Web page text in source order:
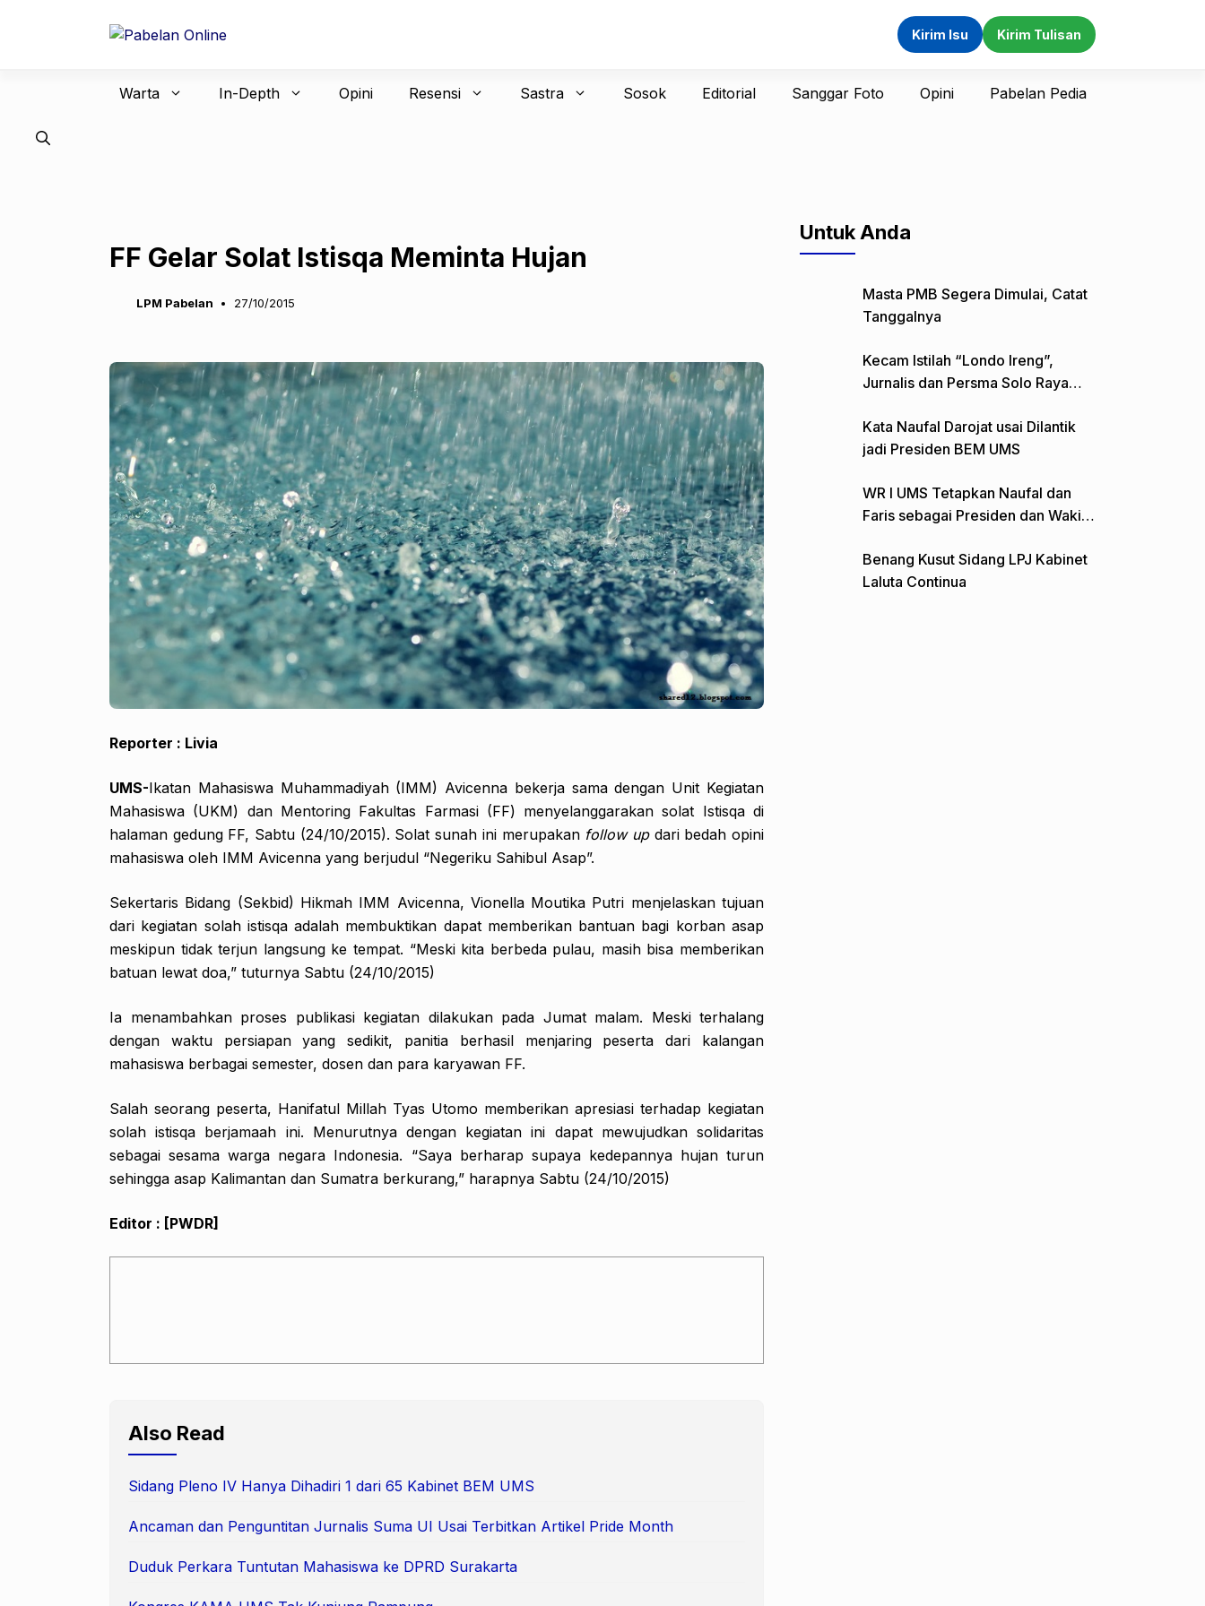
Kirim Isu Kirim Tulisan
Warta In-Depth Opini Resensi Sastra Sosok Editorial Sanggar Foto Opini Pabelan Pedia
FF Gelar Solat Istisqa Meminta Hujan
LPM Pabelan 27/10/2015
Reporter : Livia
UMS-Ikatan Mahasiswa Muhammadiyah (IMM) Avicenna bekerja sama dengan Unit Kegiatan
Mahasiswa (UKM) dan Mentoring Fakultas Farmasi (FF) menyelanggarakan solat Istisqa di
halaman gedung FF, Sabtu (24/10/2015). Solat sunah ini merupakan follow updari bedah opini
mahasiswa oleh IMM Avicenna yang berjudul “Negeriku Sahibul Asap”.
Sekertaris Bidang (Sekbid) Hikmah IMM Avicenna, Vionella Moutika Putri menjelaskan tujuan
dari kegiatan solah istisqa adalah membuktikan dapat memberikan bantuan bagi korban asap
meskipun tidak terjun langsung ke tempat. “Meski kita berbeda pulau, masih bisa memberikan
batuan lewat doa,” tuturnya Sabtu (24/10/2015)
Ia menambahkan proses publikasi kegiatan dilakukan pada Jumat malam. Meski terhalang
dengan waktu persiapan yang sedikit, panitia berhasil menjaring peserta dari kalangan
mahasiswa berbagai semester, dosen dan para karyawan FF.
Salah seorang peserta, Hanifatul Millah Tyas Utomo memberikan apresiasi terhadap kegiatan
solah istisqa berjamaah ini. Menurutnya dengan kegiatan ini dapat mewujudkan solidaritas
sebagai sesama warga negara Indonesia. “Saya berharap supaya kedepannya hujan turun
sehingga asap Kalimantan dan Sumatra berkurang,” harapnya Sabtu (24/10/2015)
Editor : [PWDR]
Also Read
Sidang Pleno IV Hanya Dihadiri 1 dari 65 Kabinet BEM UMS
Ancaman dan Penguntitan Jurnalis Suma UI Usai Terbitkan Artikel Pride Month
Duduk Perkara Tuntutan Mahasiswa ke DPRD Surakarta
Untuk Anda
Masta PMB Segera Dimulai, Catat
Tanggalnya
Kecam Istilah “Londo Ireng”,
Jurnalis dan Persma Solo Raya
Kata Naufal Darojat usai Dilantik
jadi Presiden BEM UMS
WR I UMS Tetapkan Naufal dan
Faris sebagai Presiden dan Wakil
Benang Kusut Sidang LPJ Kabinet
Laluta Continua